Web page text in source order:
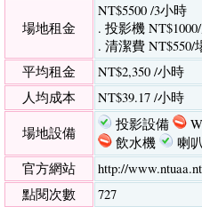
場地租金
NT$5500 /3小時
. 投影機
. 清潔費 NT$550/
平均租金
NT$2,350 /小時
人均成本
NT$39.17 /小時
場地設備
投影設備
飲水機
喇
官方網站
http://
點閱次數
727